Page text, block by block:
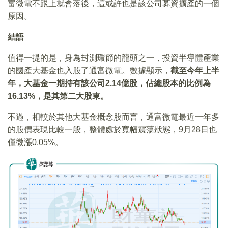
富微電不跟上就會落後，這或許也是該公司募資擴產的一個
原因。
結語
值得一提的是，身為封測環節的龍頭之一，投資半導體產業
的國產大基金也入股了通富微電。數據顯示， 截至今年上半
年，大基金一期持有該公司 2.14億股，佔總股本的比例為
16.13% ，是其第二大股東。
不過，相較於其他大基金概念股而言，通富微電最近一年多
的股價表現比較一般，整體處於寬幅震蕩狀態，9月28日也
僅微漲0.05%。